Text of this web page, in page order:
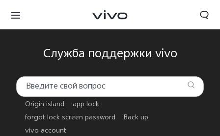
Служба поддержки vivo
Origin island
app lock
forgot lock screen password
Back up
vivo account